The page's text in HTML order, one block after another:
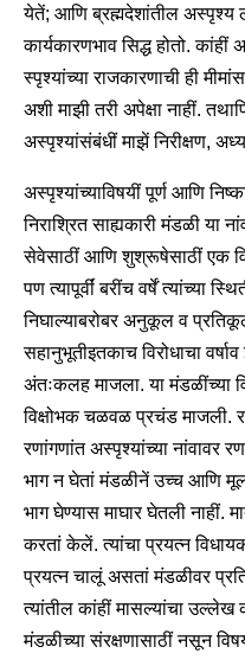
येतें; आणि ब्रह्मदेशांतील अस्पृश्य
कार्यकारणभाव सिद्ध होतो.
स्पृश्यांच्या राजकारणाची ही
अशी माझी तरी अपेक्षा नाहीं.
अस्पृश्यांसंबंधीं माझें निरीक्षण,
अस्पृश्यांच्याविषयीं पूर्ण आणि
निराश्रित साह्यकारी मंडळी या
सेवेसाठीं आणि शुश्रूषेसाठीं एक
पण त्यापूर्वीं बरींच वर्षें त्यांच्या
निघाल्याबरोबर अनुकूल व
सहानुभूतीइतकाच विरोधाचा
अंतःकलह माजला. या मंडळींच्या
विक्षोभक चळवळ प्रचंड माजली.
रणांगणांत अस्पृश्यांच्या नांवावर
भाग न घेतां मंडळीनें उच्च आणि
भाग घेण्यास माघार घेतली नाहीं.
करतां केलें. त्यांचा प्रयत्न
प्रयत्न चालूं असतां मंडळीवर
त्यांतील कांहीं मासल्यांचा
मंडळीच्या संरक्षणासाठीं नसून